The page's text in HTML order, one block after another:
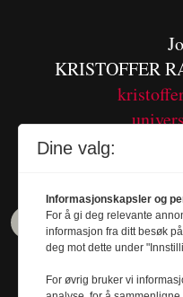
KRISTOFFER
Dine valg:
Informasjonskapsler og
For å gi deg relevante
informasjon fra ditt besøk
deg mot dette under
For øvrig bruker vi